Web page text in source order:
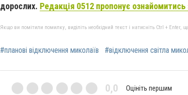
дорослих. Редакція 0512 пропонує
Якщо ви помітили помилку, виділіть необхідний текст і натисніть Ctrl + Enter,
#планові відключення миколаїв #відключення світла
0,0 Оцініть першим